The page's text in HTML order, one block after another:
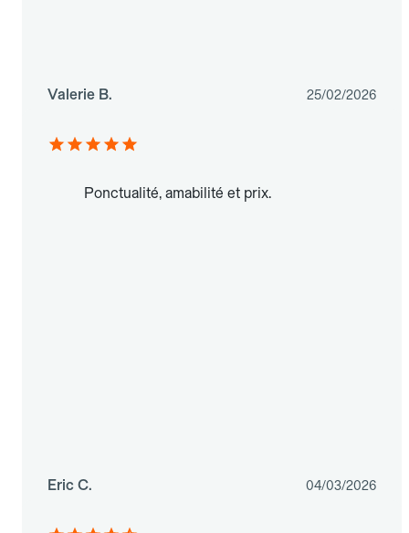
Valerie B. 25/02/2026
Ponctualité, amabilité et prix.
Eric C. 04/03/2026